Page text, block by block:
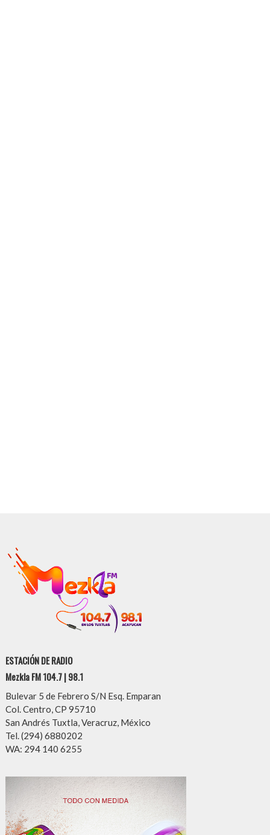
ESTACIÓN DE RADIO
Mezkla FM 104.7 | 98.1
Bulevar 5 de Febrero S/N Esq. Emparan
Col. Centro, CP 95710
San Andrés Tuxtla, Veracruz, México
Tel. (294) 6880202
WA: 294 140 6255